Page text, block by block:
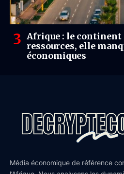
Afrique : le continent
ressources, elle
économiques
Média économique de référence